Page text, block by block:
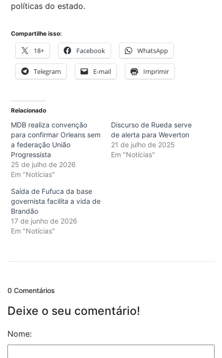
políticas do estado.
Compartilhe isso:
18+ Facebook WhatsApp
Telegram E-mail Imprimir
Relacionado
MDB realiza convenção
para confirmar Orleans sem
a federação União
Progressista
25 de julho de 2026
Em "Notícias"
Discurso de Rueda serve
de alerta para Weverton
21 de julho de 2025
Em "Notícias"
Saída de Fufuca da base
governista facilita a vida de
Brandão
17 de junho de 2026
Em "Notícias"
0 Comentários
Deixe o seu comentário!
Nome: